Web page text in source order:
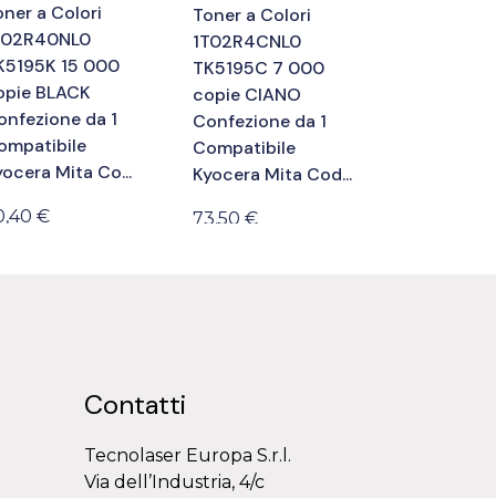
a Colori
15 000
BLACK
da 1
Mita Co...
€
Toner a Colori
1T02R4CNL0
TK5195C 7 000
copie CIANO
Confezione da 1
Compatibile
Kyocera Mita Cod...
73,50 €
Contatti
Tecnolaser Europa S.r.l.
Via dell’Industria, 4/c